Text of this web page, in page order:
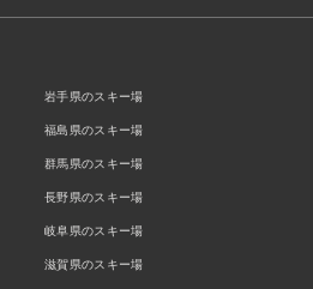
岩手県のスキー場
福島県のスキー場
群馬県のスキー場
長野県のスキー場
岐阜県のスキー場
滋賀県のスキー場